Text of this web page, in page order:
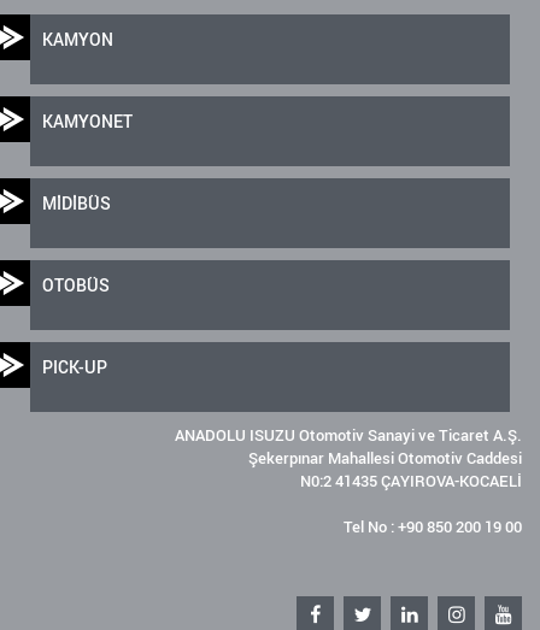
KAMYON
KAMYONET
MİDİBÜS
OTOBÜS
PICK-UP
ANADOLU ISUZU Otomotiv Sanayi ve Ticaret A.Ş.
Şekerpınar Mahallesi Otomotiv Caddesi
N0:2 41435 ÇAYIROVA-KOCAELİ
Tel No : +90 850 200 19 00